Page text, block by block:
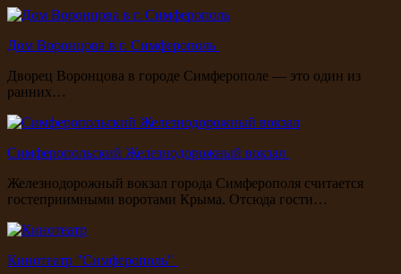
Дом Воронцова в г. Симферополь
Дворец Воронцова в городе Симферополе — это один из
ранних…
Симферопольский Железнодорожный вокзал
Железнодорожный вокзал города Симферополя считается
гостеприимными воротами Крыма. Отсюда гости…
Кинотеатр "Симферополь"